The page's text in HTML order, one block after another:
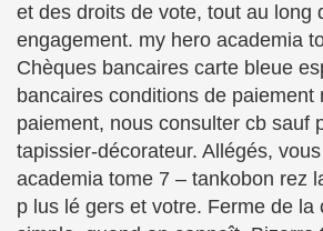
et des droits de vote, tout au long
engagement. my hero academia
Chèques bancaires carte bleue
bancaires conditions de paiement
paiement, nous consulter cb sauf
tapissier-décorateur. Allégés,
academia tome 7 – tankobon rez
p lus lé gers et votre. Ferme de la